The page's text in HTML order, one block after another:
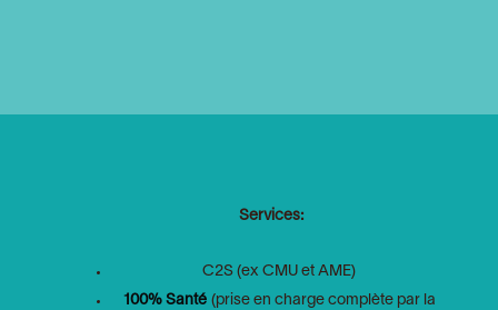
Services:
C2S (ex CMU et AME)
100% Santé (prise en charge complète par la